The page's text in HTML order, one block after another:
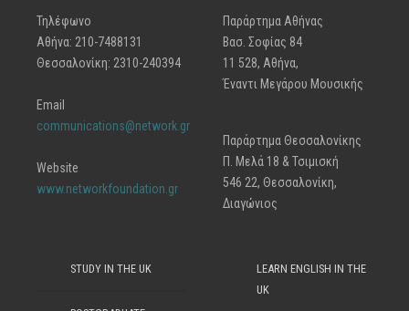
Τηλέφωνο
Αθήνα: 210-7488131
Θεσσαλονίκη: 2310-240394
Email
communications@network.gr
Website
www.networkfoundation.gr
Παράρτημα Αθήνας
Βασ. Σοφίας 84
11 528, Αθήνα,
Έναντι Μεγάρου Μουσικής
Παράρτημα Θεσσαλονίκης
Π. Μελά 18 & Τσιμισκή
546 22, Θεσσαλονίκη,
Διαγώνιος
STUDY IN THE UK
LEARN ENGLISH IN THE
UK